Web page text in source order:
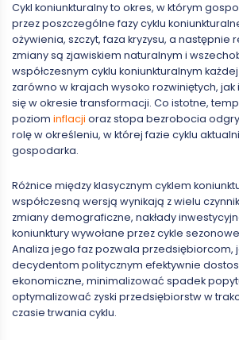
Cykl koniunkturalny to okres, w którym
przez poszczególne fazy cyklu
ożywienia, szczyt, faza kryzysu, a następnie
zmiany są zjawiskiem naturalnym i
współczesnym cyklu koniunkturalnym
zarówno w krajach wysoko rozwiniętych,
się w okresie transformacji. Co istotne,
poziom inflacji oraz stopa bezrobocia
rolę w określeniu, w której fazie cyklu
gospodarka.
Różnice między klasycznym cyklem
współczesną wersją wynikają z wielu
zmiany demograficzne, nakłady
koniunktury wywołane przez cykle
Analiza jego faz pozwala przedsiębiorcom,
decydentom politycznym efektywnie
ekonomiczne, minimalizować spadek
optymalizować zyski przedsiębiorstw w
czasie trwania cyklu.